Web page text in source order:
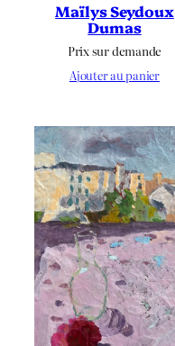
Maïlys Seydoux
Dumas
Prix sur demande
Ajouter au panier